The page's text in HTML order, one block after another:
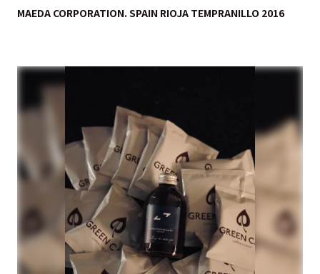
MAEDA CORPORATION. SPAIN RIOJA TEMPRANILLO 2016